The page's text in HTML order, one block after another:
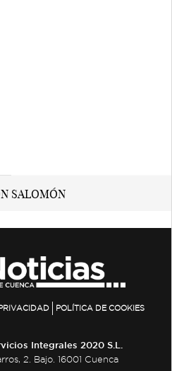
POLÍTICA DE COOKIES
Integrales 2020 S.L.
2. Bajo. 16001 Cuenca